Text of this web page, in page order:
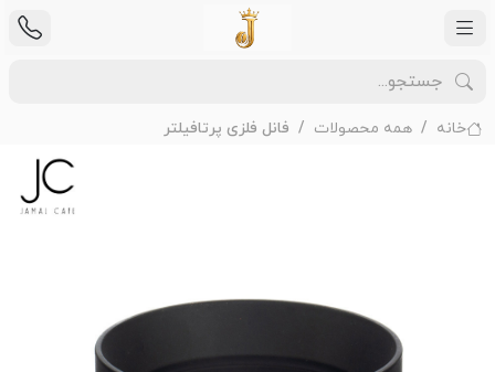
خانه همه محصولات فانل فلزی پرتافیلتر